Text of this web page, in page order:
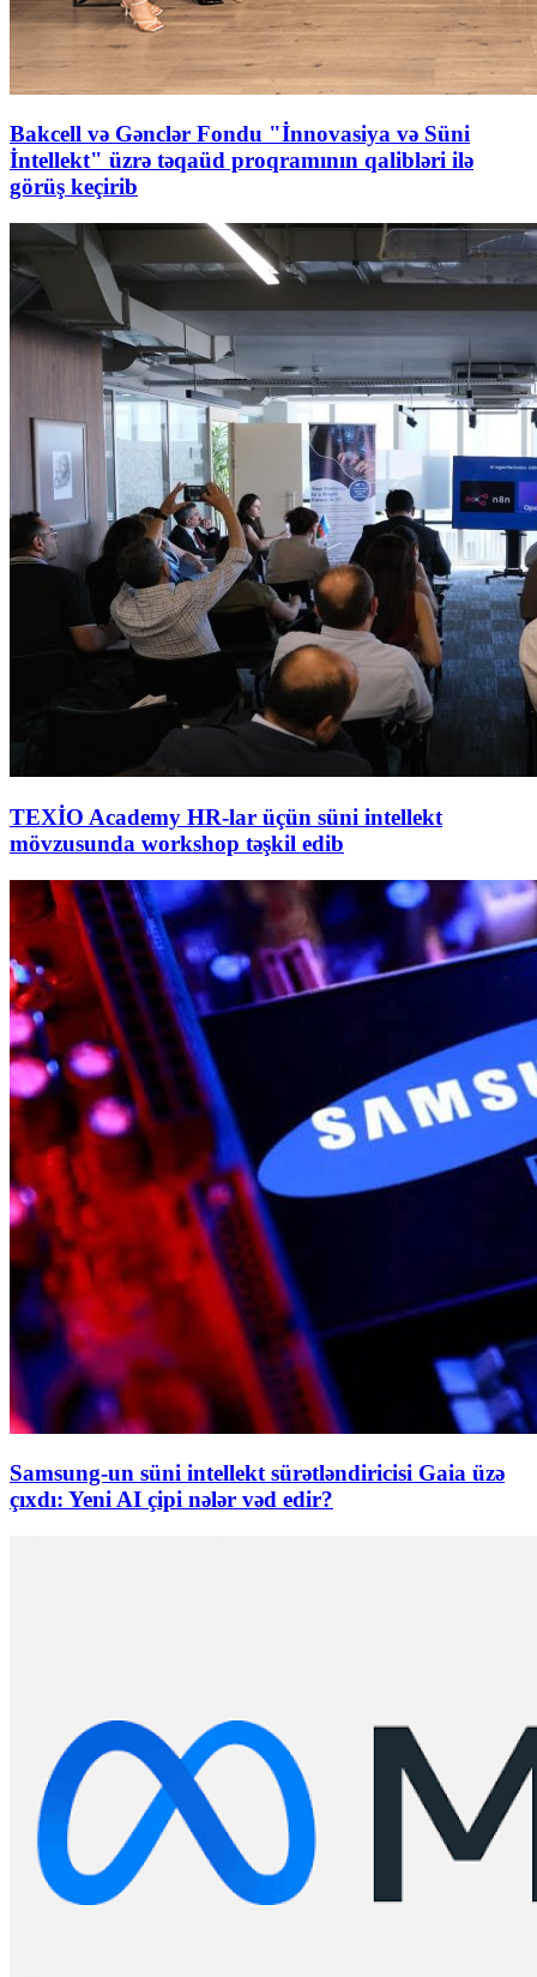
Bakcell və Gənclər Fondu "İnnovasiya və Süni
İntellekt" üzrə təqaüd proqramının qalibləri ilə
görüş keçirib
TEXİO Academy HR-lar üçün süni intellekt
mövzusunda workshop təşkil edib
Samsung-un süni intellekt sürətləndiricisi Gaia üzə
çıxdı: Yeni AI çipi nələr vəd edir?